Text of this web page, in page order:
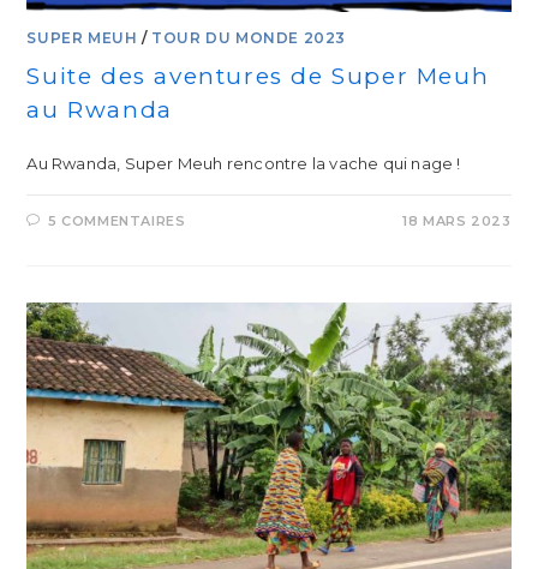
SUPER MEUH / TOUR DU MONDE 2023
Suite des aventures de Super Meuh
au Rwanda
Au Rwanda, Super Meuh rencontre la vache qui nage !
5 COMMENTAIRES 18 MARS 2023